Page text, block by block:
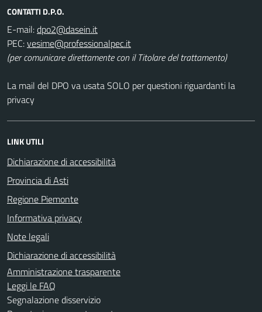
CONTATTI D.P.O.
E-mail:
PEC:
(per comunicare direttamente con il Titolare del trattamento)
La mail del DPO va usata SOLO per questioni riguardanti la
privacy
LINK UTILI
Dichiarazione di accessibilità
Provincia di Asti
Regione Piemonte
Informativa privacy
Note legali
Dichiarazione di accessibilità
Amministrazione trasparente
Leggi le FAQ
Segnalazione disservizio